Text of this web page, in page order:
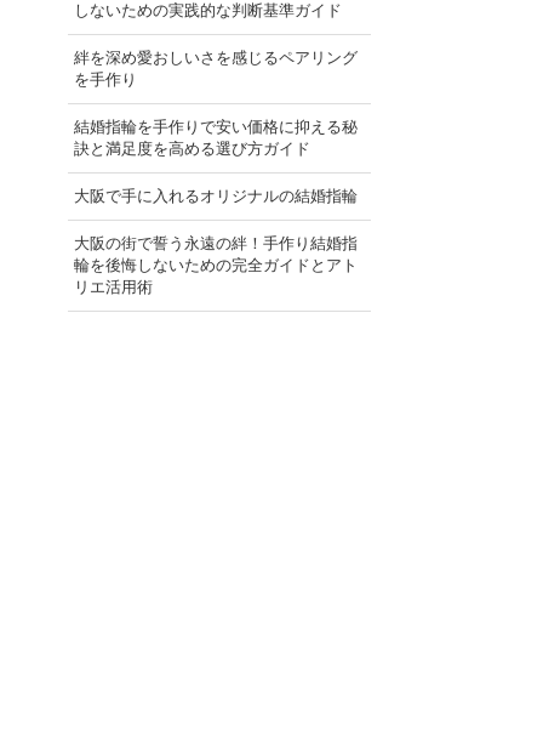
しないための実践的な判断基準ガイド
絆を深め愛おしいさを感じるペアリング
を手作り
結婚指輪を手作りで安い価格に抑える秘
訣と満足度を高める選び方ガイド
大阪で手に入れるオリジナルの結婚指輪
大阪の街で誓う永遠の絆！手作り結婚指
輪を後悔しないための完全ガイドとアト
リエ活用術